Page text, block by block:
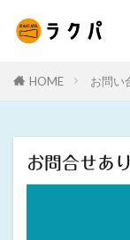
HOME お問い
お問合せあ